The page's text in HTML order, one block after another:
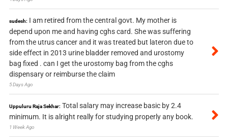
sudesh: I am retired from the central govt. My mother is
depend upon me and having cghs card. She was suffering
from the utrus cancer and it was treated but lateron due to
side effect in 2013 urine bladder removed and urostomy
bag fixed . can I get the urostomy bag from the cghs
dispensary or reimburse the claim
5 Days Ago
Uppuluru Raja Sekhar: Total salary may increase basic by 2.4
minimum. It is alright really for studying properly any book.
1 Week Ago